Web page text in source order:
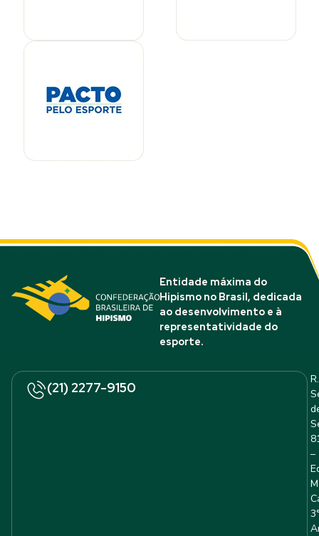
Entidade máxima do
Hipismo no Brasil, dedicada
ao desenvolvimento e à
representatividade do
esporte.
(21) 2277-9150
R.
–